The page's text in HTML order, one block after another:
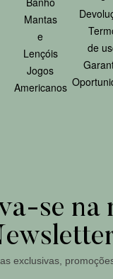
Mantas
e
Lençóis
Jogos
Americanos
de
se na
exclusivas,